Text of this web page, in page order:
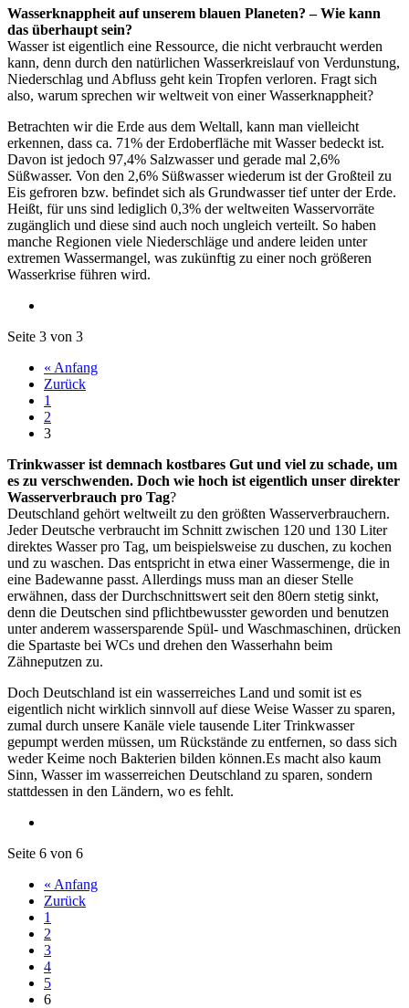
Wasserknappheit auf unserem blauen Planeten? – Wie kann
das überhaupt sein?
Wasser ist eigentlich eine Ressource, die nicht verbraucht werden
kann, denn durch den natürlichen Wasserkreislauf von Verdunstung,
Niederschlag und Abfluss geht kein Tropfen verloren. Fragt sich
also, warum sprechen wir weltweit von einer Wasserknappheit?
Betrachten wir die Erde aus dem Weltall, kann man vielleicht
erkennen, dass ca. 71% der Erdoberfläche mit Wasser bedeckt ist.
Davon ist jedoch 97,4% Salzwasser und gerade mal 2,6%
Süßwasser. Von den 2,6% Süßwasser wiederum ist der Großteil zu
Eis gefroren bzw. befindet sich als Grundwasser tief unter der Erde.
Heißt, für uns sind lediglich 0,3% der weltweiten Wasservorräte
zugänglich und diese sind auch noch ungleich verteilt. So haben
manche Regionen viele Niederschläge und andere leiden unter
extremen Wassermangel, was zukünftig zu einer noch größeren
Wasserkrise führen wird.
Seite 3 von 3
« Anfang
Zurück
1
2
3
Trinkwasser ist demnach kostbares Gut und viel zu schade, um
es zu verschwenden. Doch wie hoch ist eigentlich unser direkter
Wasserverbrauch pro Tag?
Deutschland gehört weltweilt zu den größten Wasserverbrauchern.
Jeder Deutsche verbraucht im Schnitt zwischen 120 und 130 Liter
direktes Wasser pro Tag, um beispielsweise zu duschen, zu kochen
und zu waschen. Das entspricht in etwa einer Wassermenge, die in
eine Badewanne passt. Allerdings muss man an dieser Stelle
erwähnen, dass der Durchschnittswert seit den 80ern stetig sinkt,
denn die Deutschen sind pflichtbewusster geworden und benutzen
unter anderem wassersparende Spül- und Waschmaschinen, drücken
die Spartaste bei WCs und drehen den Wasserhahn beim
Zähneputzen zu.
Doch Deutschland ist ein wasserreiches Land und somit ist es
eigentlich nicht wirklich sinnvoll auf diese Weise Wasser zu sparen,
zumal durch unsere Kanäle viele tausende Liter Trinkwasser
gepumpt werden müssen, um Rückstände zu entfernen, so dass sich
weder Keime noch Bakterien bilden können.Es macht also kaum
Sinn, Wasser im wasserreichen Deutschland zu sparen, sondern
stattdessen in den Ländern, wo es fehlt.
Seite 6 von 6
« Anfang
Zurück
1
2
3
4
5
6